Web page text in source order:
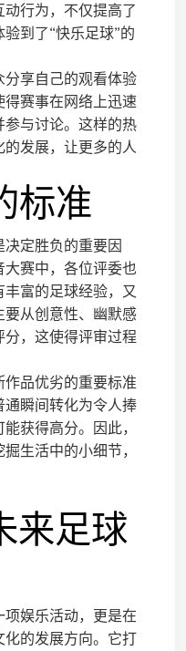
行为，不仅提高了
到了“快乐足球”的
享自己的观看体验
赛事在网络上迅速
与讨论。这样的热
发展，让更多的人
标准
定胜负的重要因
赛中，各位评委也
富的足球经验，又
从创意性、幽默感
，这使得评审过程
品优劣的重要标准
瞬间转化为令人捧
获得高分。因此，
生活中的小细节，
来足球
娱乐活动，更是在
的发展方向。它打